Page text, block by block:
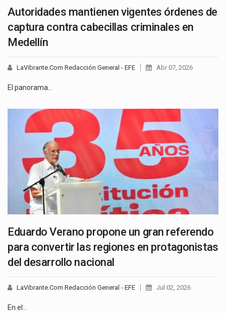
Autoridades mantienen vigentes órdenes de
captura contra cabecillas criminales en
Medellín
LaVibrante.Com Redacción General - EFE Abr 07, 2026
El panorama…
Eduardo Verano propone un gran referendo
para convertir las regiones en protagonistas
del desarrollo nacional
LaVibrante.Com Redacción General - EFE Jul 02, 2026
En el…